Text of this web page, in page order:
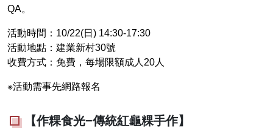
QA。
活動時間：10/22(日) 14:30-17:30
活動地點：建業新村30號
收費方式：免費，每場限額成人20人
※活動需事先網路報名
【作粿食光−傳統紅龜粿手作】